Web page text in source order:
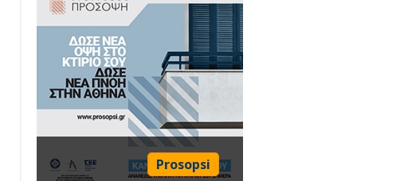
Prosopsi